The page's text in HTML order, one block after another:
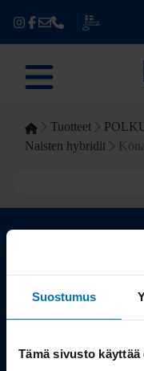
Suostumus
Tämä sivusto käyttää
Tuotteet
Naisten hybridit